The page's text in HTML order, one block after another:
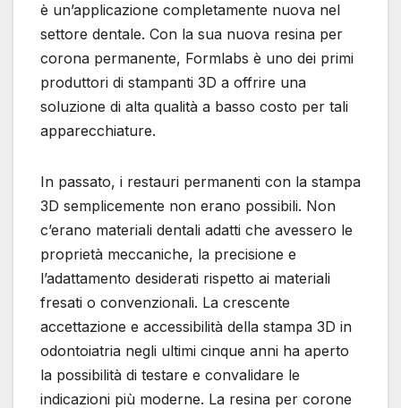
è un’applicazione completamente nuova nel
settore dentale. Con la sua nuova resina per
corona permanente, Formlabs è uno dei primi
produttori di stampanti 3D a offrire una
soluzione di alta qualità a basso costo per tali
apparecchiature.
In passato, i restauri permanenti con la stampa
3D semplicemente non erano possibili. Non
c’erano materiali dentali adatti che avessero le
proprietà meccaniche, la precisione e
l’adattamento desiderati rispetto ai materiali
fresati o convenzionali. La crescente
accettazione e accessibilità della stampa 3D in
odontoiatria negli ultimi cinque anni ha aperto
la possibilità di testare e convalidare le
indicazioni più moderne. La resina per corone